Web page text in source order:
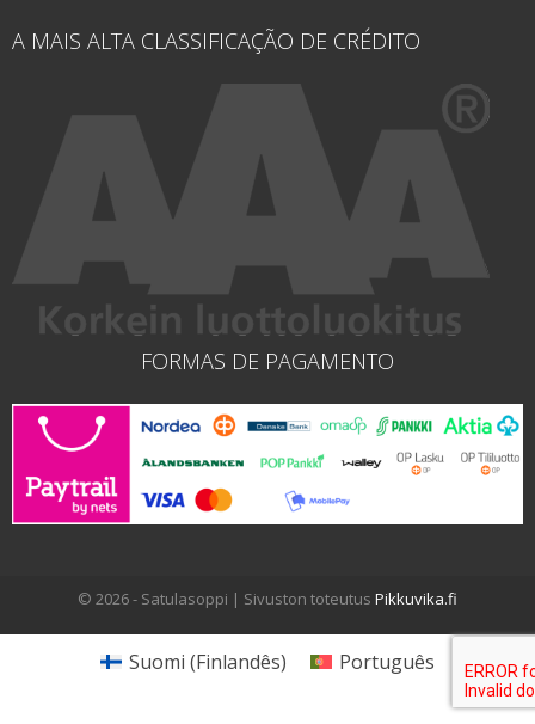
A MAIS ALTA CLASSIFICAÇÃO DE CRÉDITO
FORMAS DE PAGAMENTO
© 2026 - Satulasoppi | Sivuston toteutus Pikkuvika.fi
Suomi (Finlandês) Português